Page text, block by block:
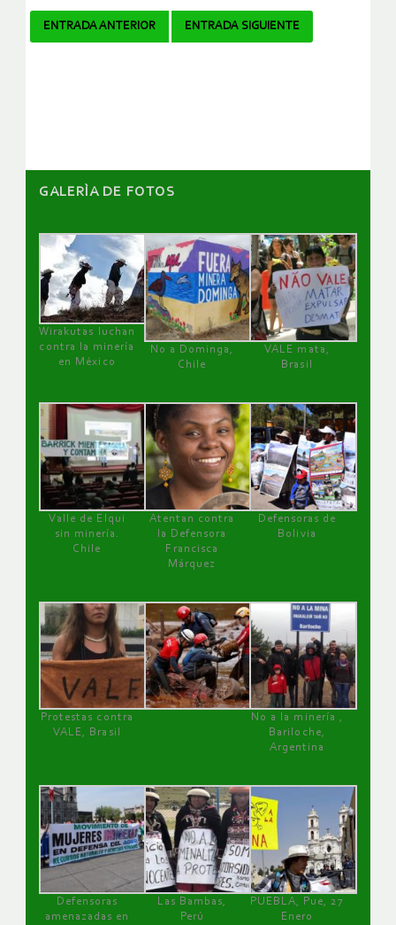
Navegador
ENTRADA ANTERIOR ENTRADA SIGUIENTE
GALERÌA DE FOTOS
Wirakutas luchan
contra la minería
en México
No a Dominga,
Chile
VALE mata,
Brasil
Valle de Elqui
sin minería.
Chile
Atentan contra
la Defensora
Francisca
Márquez
Defensoras de
Bolivia
Protestas contra
VALE, Brasil
No a la minería ,
Bariloche,
Argentina
Defensoras
amenazadas en
Las Bambas,
Perú
PUEBLA, Pue, 27
Enero